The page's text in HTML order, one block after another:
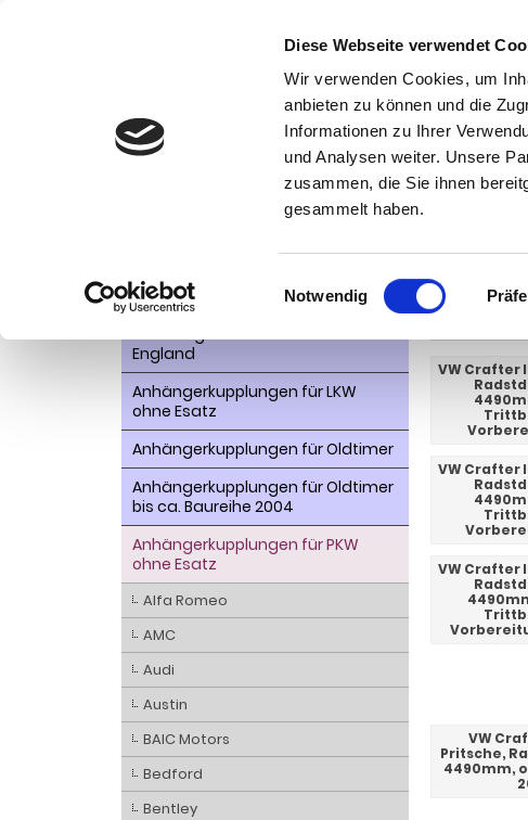
Diese Webseite verwendet
Wir verwenden Cookies, um
anbieten zu können und die
Informationen zu Ihrer
und Analysen weiter. Unsere
zusammen, die Sie ihnen
gesammelt haben.
Einwilligungsauswahl
Notwendig
Kontakt
Crafter II
VW Crafter
VW Crafter
VW Crafter
VW
Pritsche,
4490mm,
Kategorien
AHK- Zubehör, Ersatzteile
Anhängelast erhöhen
Anhängerkupplungen für
Fahrzeuge aus den USA Canada
England
Anhängerkupplungen für LKW
ohne Esatz
Anhängerkupplungen für Oldtimer
Anhängerkupplungen für Oldtimer
bis ca. Baureihe 2004
Anhängerkupplungen für PKW
ohne Esatz
Alfa Romeo
AMC
Audi
Austin
BAIC Motors
Bedford
Bentley